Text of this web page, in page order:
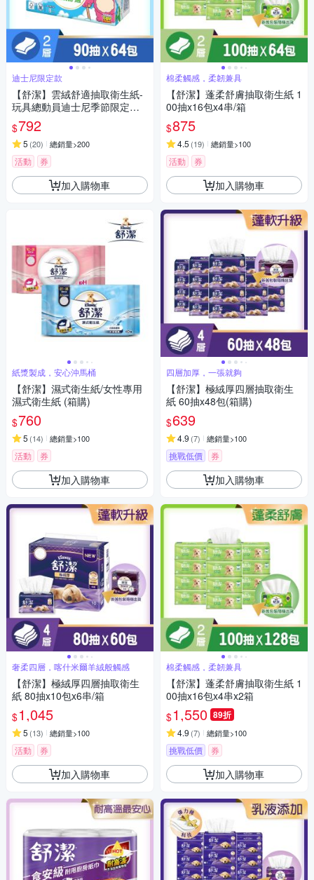
迪士尼限定款
【舒潔】雲絨舒適抽取衛生紙-
玩具總動員迪士尼季節限定款 9
0抽X64包/箱
$792
5 (20) 總銷量>200
活動 券
加入購物車
紙漿製成，安心沖馬桶
【舒潔】濕式衛生紙/女性專用
濕式衛生紙 (箱購)
$760
5 (14) 總銷量>100
活動 券
加入購物車
奢柔四層，喀什米爾羊絨般觸感
【舒潔】極絨厚四層抽取衛生
紙 80抽x10包x6串/箱
$1,045
5 (13) 總銷量>100
活動 券
加入購物車
棉柔觸感，柔韌兼具
【舒潔】蓬柔舒膚抽取衛生紙 1
00抽x16包x4串/箱
$875
4.5 (19) 總銷量>100
活動 券
加入購物車
四層加厚，一張就夠
【舒潔】極絨厚四層抽取衛生
紙 60抽x48包(箱購)
$639
4.9 (7) 總銷量>100
挑戰低價 券
加入購物車
棉柔觸感，柔韌兼具
【舒潔】蓬柔舒膚抽取衛生紙 1
00抽x16包x4串x2箱
$1,550 89折
4.9 (7) 總銷量>100
挑戰低價 券
加入購物車